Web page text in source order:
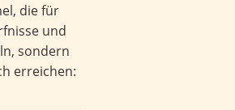
die für
und
sondern
erreichen: